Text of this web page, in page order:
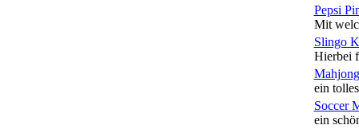
Pepsi
Mit
Slingo
Hierbei
ein
Soccer
ein